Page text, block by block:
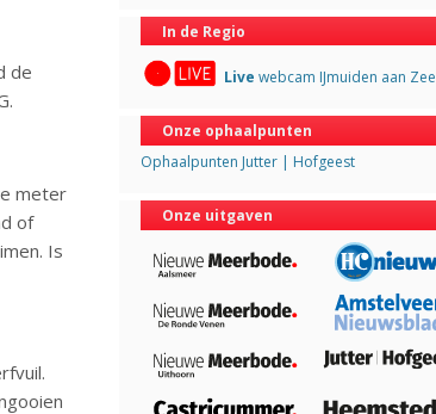
de
meter
of
Is
In de Regio
Live webcam IJmuiden aan Zee
Onze ophaalpunten
Ophaalpunten Jutter | Hofgeest
Onze uitgaven